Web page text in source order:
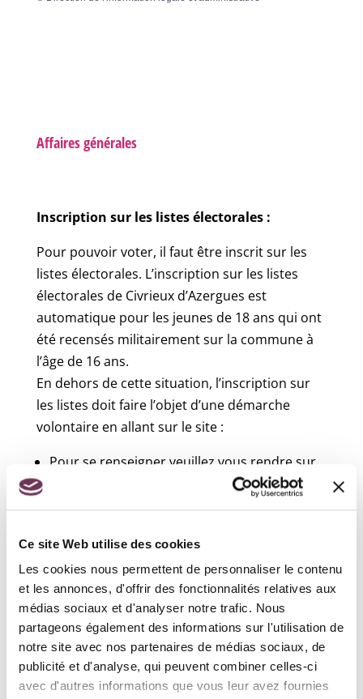
Ce site Web utilise des cookies
Les cookies nous permettent de personnaliser le contenu
et les annonces, d'offrir des fonctionnalités relatives aux
médias sociaux et d'analyser notre trafic. Nous
partageons également des informations sur l'utilisation de
notre site avec nos partenaires de médias sociaux, de
publicité et d'analyse, qui peuvent combiner celles-ci
avec d'autres informations que vous leur avez fournies
Affaires générales
Inscription sur les listes électorales :
Pour pouvoir voter, il faut être inscrit sur les
listes électorales. L’inscription sur les listes
électorales de Civrieux d’Azergues est
automatique pour les jeunes de 18 ans qui ont
été recensés militairement sur la commune à
l’âge de 16 ans.
En dehors de cette situation, l’inscription sur
les listes doit faire l’objet d’une démarche
volontaire en allant sur le site :
Pour se renseigner veuillez vous rendre sur
Tous les jeunes Français (filles ou garçons)
ayant atteint l’âge de 16 ans doivent
spontanément se faire recenser auprès de leur
mairie (ou du consulat s’ils habitent à
l’étranger). Cette formalité est obligatoire pour
pouvoir se présenter aux concours et examens
publics. Cette démarche enclenche